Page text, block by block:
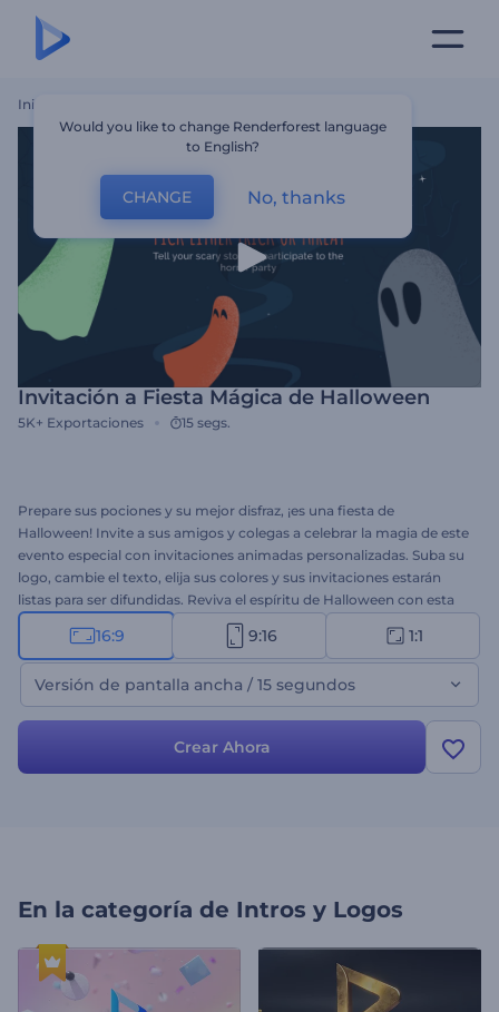
Inicio
Invitación a Fiesta Mágica de Halloween
5K+ Exportaciones 15 segs.
Prepare sus pociones y su mejor disfraz, ¡es una fiesta de
Halloween! Invite a sus amigos y colegas a celebrar la magia de este
evento especial con invitaciones animadas personalizadas. Suba su
logo, cambie el texto, elija sus colores y sus invitaciones estarán
listas para ser difundidas. Reviva el espíritu de Halloween con esta
plantilla. ¡Pruébelo hoy mismo!
16:9 9:16 1:1
Versión de pantalla ancha / 15 segundos
Crear Ahora
En la categoría de Intros y Logos
Would you like to change Renderforest language
to English?
CHANGE No, thanks